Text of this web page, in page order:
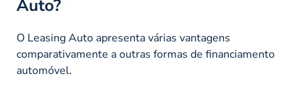
Auto?
O Leasing Auto apresenta várias vantagens
comparativamente a outras formas de financiamento
automóvel.